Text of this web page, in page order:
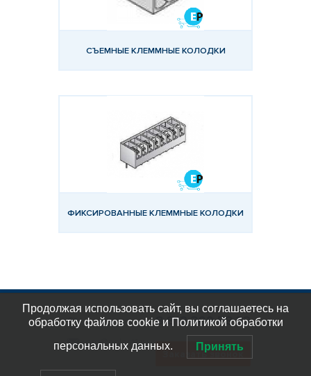
СЪЕМНЫЕ КЛЕММНЫЕ КОЛОДКИ
ФИКСИРОВАННЫЕ КЛЕММНЫЕ КОЛОДКИ
eplast_30
org@eplast1.ru
8 812 309 58 32
Заказать звонок
Продолжая использовать сайт, вы соглашаетесь на
обработку файлов cookie и Политикой обработки
персональных данных. Принять